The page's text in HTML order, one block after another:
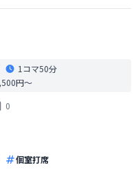
1コマ50分
円〜
0
個室打席